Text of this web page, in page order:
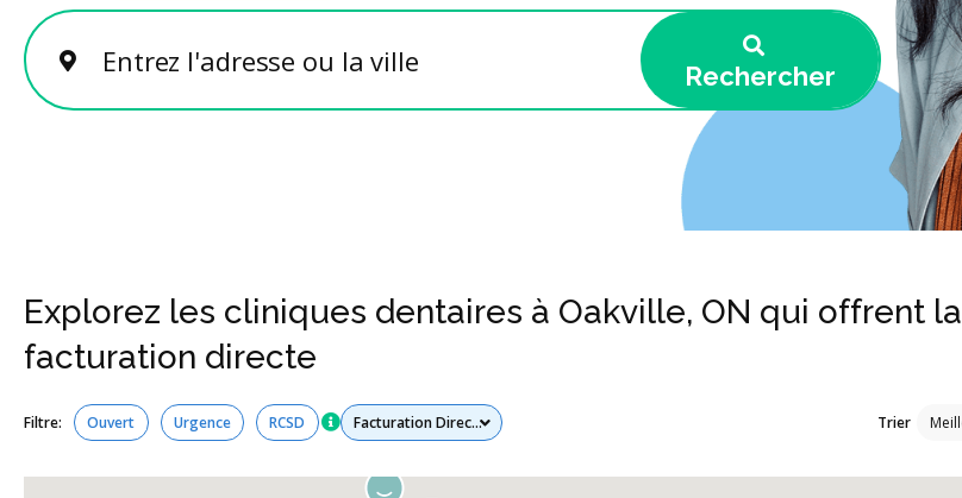
Entrez l'adresse ou la ville Rechercher
Explorez les cliniques dentaires à Oakville, ON qui offrent la
facturation directe
Filtre: Ouvert Urgence RCSD Tous les services Trier